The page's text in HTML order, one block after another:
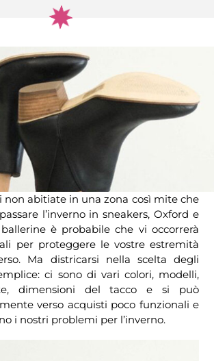
non abitiate in una zona così mite che
l’inverno in sneakers, Oxford e
è probabile che vi occorrerà
per proteggere le vostre estremità
Ma districarsi nella scelta degli
ci sono di vari colori, modelli,
dimensioni del tacco e si può
verso acquisti poco funzionali e
i nostri problemi per l’inverno.